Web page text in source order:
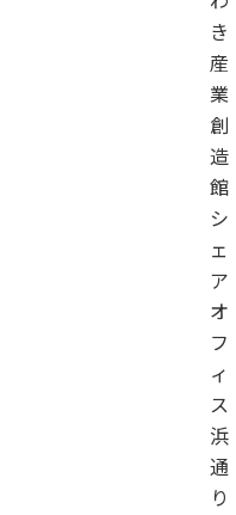
き
産
業
創
造
館
シ
ェ
ア
オ
フ
ィ
ス
浜
通
り